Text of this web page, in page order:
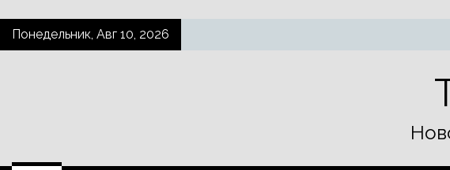
SkipПонедельник, Авг 10, 2026